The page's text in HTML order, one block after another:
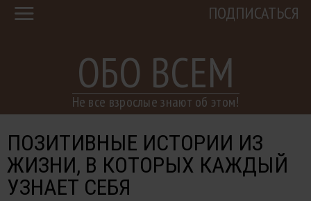
ОБО ВСЕМ
Не все взрослые знают об этом!
ПОДПИСАТЬСЯ
ПОЗИТИВНЫЕ ИСТОРИИ ИЗ
ЖИЗНИ, В КОТОРЫХ КАЖДЫЙ
УЗНАЕТ СЕБЯ